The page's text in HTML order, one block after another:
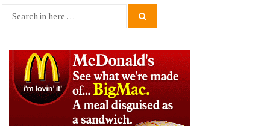
Search